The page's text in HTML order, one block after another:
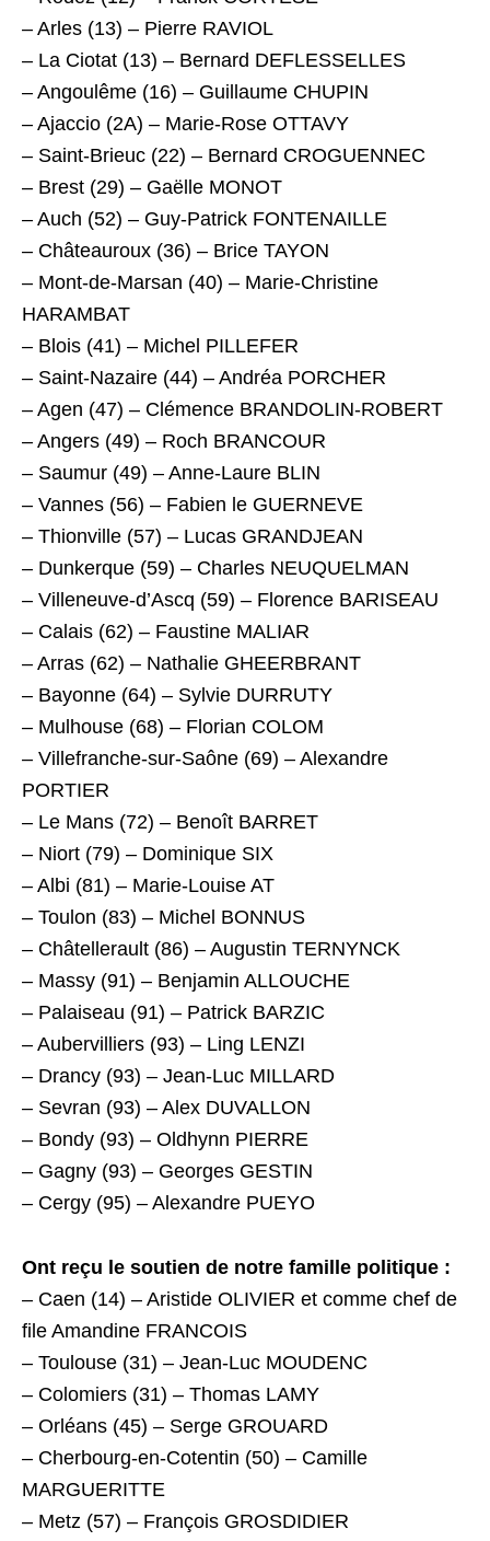
– Arles (13) – Pierre RAVIOL
– La Ciotat (13) – Bernard DEFLESSELLES
– Angoulême (16) – Guillaume CHUPIN
– Ajaccio (2A) – Marie-Rose OTTAVY
– Saint-Brieuc (22) – Bernard CROGUENNEC
– Brest (29) – Gaëlle MONOT
– Auch (52) – Guy-Patrick FONTENAILLE
– Châteauroux (36) – Brice TAYON
– Mont-de-Marsan (40) – Marie-Christine
HARAMBAT
– Blois (41) – Michel PILLEFER
– Saint-Nazaire (44) – Andréa PORCHER
– Agen (47) – Clémence BRANDOLIN-ROBERT
– Angers (49) – Roch BRANCOUR
– Saumur (49) – Anne-Laure BLIN
– Vannes (56) – Fabien le GUERNEVE
– Thionville (57) – Lucas GRANDJEAN
– Dunkerque (59) – Charles NEUQUELMAN
– Villeneuve-d’Ascq (59) – Florence BARISEAU
– Calais (62) – Faustine MALIAR
– Arras (62) – Nathalie GHEERBRANT
– Bayonne (64) – Sylvie DURRUTY
– Mulhouse (68) – Florian COLOM
– Villefranche-sur-Saône (69) – Alexandre
PORTIER
– Le Mans (72) – Benoît BARRET
– Niort (79) – Dominique SIX
– Albi (81) – Marie-Louise AT
– Toulon (83) – Michel BONNUS
– Châtellerault (86) – Augustin TERNYNCK
– Massy (91) – Benjamin ALLOUCHE
– Palaiseau (91) – Patrick BARZIC
– Aubervilliers (93) – Ling LENZI
– Drancy (93) – Jean-Luc MILLARD
– Sevran (93) – Alex DUVALLON
– Bondy (93) – Oldhynn PIERRE
– Gagny (93) – Georges GESTIN
– Cergy (95) – Alexandre PUEYO
Ont reçu le soutien de notre famille politique :
– Caen (14) – Aristide OLIVIER et comme chef de
file Amandine FRANCOIS
– Toulouse (31) – Jean-Luc MOUDENC
– Colomiers (31) – Thomas LAMY
– Orléans (45) – Serge GROUARD
– Cherbourg-en-Cotentin (50) – Camille
MARGUERITTE
– Metz (57) – François GROSDIDIER